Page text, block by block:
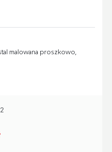
malowana proszkowo,